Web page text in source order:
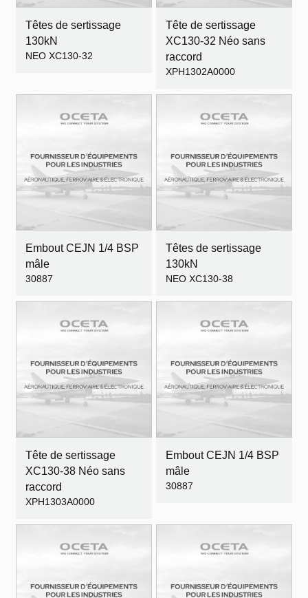
Têtes de sertissage
130kN
NEO XC130-32
Tête de sertissage
XC130-32 Néo sans
raccord
XPH1302A0000
Embout CEJN 1/4 BSP
mâle
30887
Têtes de sertissage
130kN
NEO XC130-38
Tête de sertissage
XC130-38 Néo sans
raccord
XPH1303A0000
Embout CEJN 1/4 BSP
mâle
30887